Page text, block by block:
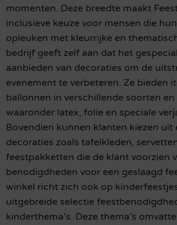
momenten. Deze breedte maakt
inclusieve keuze voor mensen die
opleuken met kleurrijke en
bedrijf geeft zelf aan dat het
aanbieden van decoraties om de
evenement te verbeteren. Ze bieden
ballonnen in verschillende soorten en
waaronder latex, folie en speciale
Bovendien kunnen klanten kiezen uit
decoraties zoals tafelkleden,
feestpakketten die de klant voorzien
benodigdheden voor een geslaagd
winkel richt zich ook op
uitgebreide selectie
kinderthema’s. Deze thema’s